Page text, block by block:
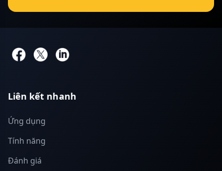
Liên kết nhanh
Ứng dụng
Tính năng
Đánh giá